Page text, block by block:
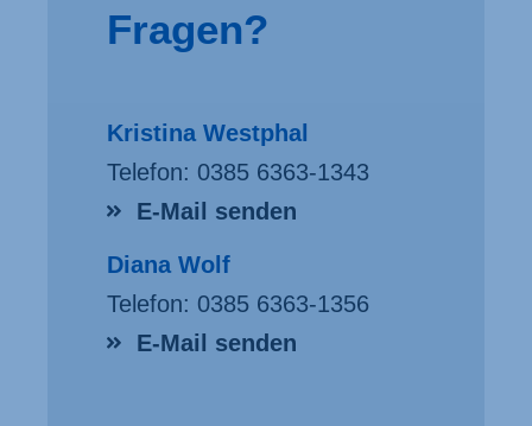
Fragen?
Kristina Westphal
Telefon: 0385 6363-1343
E-Mail senden
Diana Wolf
Telefon: 0385 6363-1356
E-Mail senden